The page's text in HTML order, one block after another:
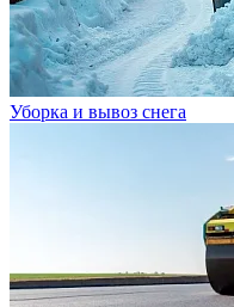
Уборка и вывоз снега